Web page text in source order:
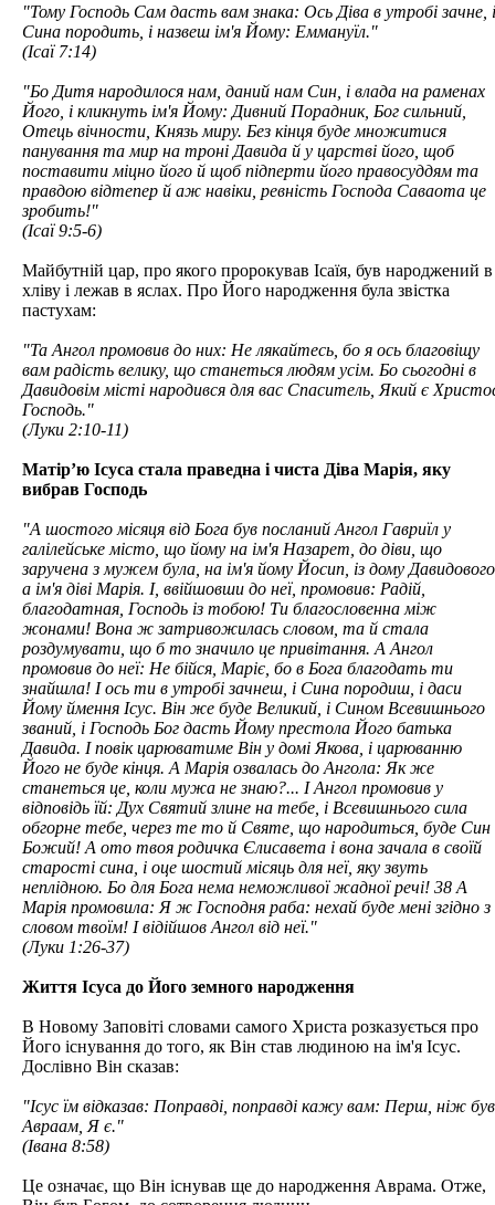
"Тому Господь Сам дасть вам знака: Ось Діва в утробі зачне, і
Сина породить, і назвеш ім'я Йому: Еммануїл."
(Ісаї 7:14)
"Бо Дитя народилося нам, даний нам Син, і влада на раменах
Його, і кликнуть ім'я Йому: Дивний Порадник, Бог сильний,
Отець вічности, Князь миру. Без кінця буде множитися
панування та мир на троні Давида й у царстві його, щоб
поставити міцно його й щоб підперти його правосуддям та
правдою відтепер й аж навіки, ревність Господа Саваота це
зробить!"
(Ісаї 9:5-6)
Майбутній цар, про якого пророкував Ісаїя, був народжений в
хліву і лежав в яслах. Про Його народження була звістка
пастухам:
"Та Ангол промовив до них: Не лякайтесь, бо я ось благовіщу
вам радість велику, що станеться людям усім. Бо сьогодні в
Давидовім місті народився для вас Спаситель, Який є
Господь."
(Луки 2:10-11)
Матір’ю Ісуса стала праведна і чиста Діва Марія, яку
вибрав Господь
"А шостого місяця від Бога був посланий Ангол Гавриїл у
галілейське місто, що йому на ім'я Назарет, до діви, що
заручена з мужем була, на ім'я йому Йосип, із дому
а ім'я діві Марія. І, ввійшовши до неї, промовив: Радій,
благодатная, Господь із тобою! Ти благословенна між
жонами! Вона ж затривожилась словом, та й стала
роздумувати, що б то значило це привітання. А Ангол
промовив до неї: Не бійся, Маріє, бо в Бога благодать ти
знайшла! І ось ти в утробі зачнеш, і Сина породиш, і даси
Йому ймення Ісус. Він же буде Великий, і Сином Всевишнього
званий, і Господь Бог дасть Йому престола Його батька
Давида. І повік царюватиме Він у домі Якова, і царюванню
Його не буде кінця. А Марія озвалась до Ангола: Як же
станеться це, коли мужа не знаю?... І Ангол промовив у
відповідь їй: Дух Святий злине на тебе, і Всевишнього сила
обгорне тебе, через те то й Святе, що народиться, буде Син
Божий! А ото твоя родичка Єлисавета і вона зачала в своїй
старості сина, і оце шостий місяць для неї, яку звуть
неплідною. Бо для Бога нема неможливої жадної речі! 38 А
Марія промовила: Я ж Господня раба: нехай буде мені згідно з
словом твоїм! І відійшов Ангол від неї."
(Луки 1:26-37)
Життя Ісуса до Його земного народження
В Новому Заповіті словами самого Христа розказується про
Його існування до того, як Він став людиною на ім'я Ісус.
Дослівно Він сказав:
"Ісус їм відказав: Поправді, поправді кажу вам: Перш, ніж був
Авраам, Я є."
(Івана 8:58)
Це означає, що Він існував ще до народження Аврама. Отже,